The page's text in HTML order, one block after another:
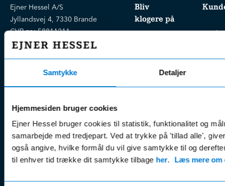
Samtykke Detaljer
Hjemmesiden bruger cookies
Ejner Hessel bruger cookies til statistik, funktionalitet og
samarbejde med tredjepart. Ved at trykke på 'tillad alle',
også angive, hvilke formål du vil give samtykke til og
til enhver tid trække dit samtykke tilbage her. Læs mere om
Ejner Hessel A/S
Jyllandsvej 4, 7330 Brande
CVR nr.:58811211
Tlf. nr.:7211 5001
Weekend:
Sikker betaling
Bliv
klogere på
Nye biler
Fordels- &
serviceaftaler
Kampagner
& nyheder
Leasing &
Tilmeld dig
Book
Find